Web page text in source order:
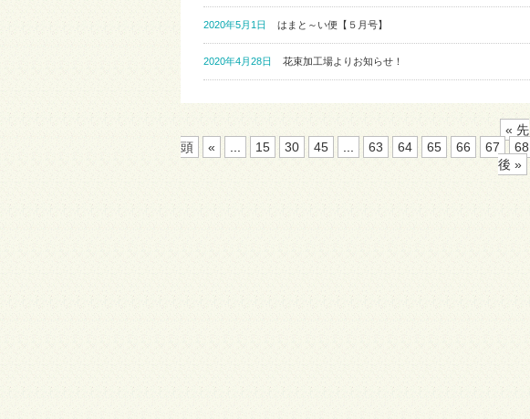
2020年5月1日 はまと～い便【５月号】
2020年4月28日 花束加工場よりお知らせ！
« 先
頭
« 15 30 45 63 64 65 66 67 68
後 »